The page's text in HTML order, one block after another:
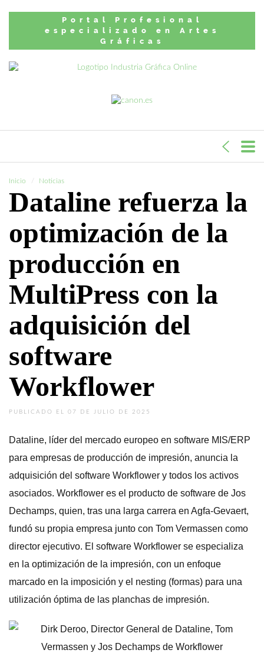
Portal Profesional
especializado en Artes
Gráficas
Inicio Noticias
Dataline refuerza la
optimización de la
producción en
MultiPress con la
adquisición del
software
Workflower
PUBLICADO EL 07 DE JULIO DE 2025
Dataline, líder del mercado europeo en software MIS/ERP
para empresas de producción de impresión, anuncia la
adquisición del software Workflower y todos los activos
asociados. Workflower es el producto de software de Jos
Dechamps, quien, tras una larga carrera en Agfa-Gevaert,
fundó su propia empresa junto con Tom Vermassen como
director ejecutivo. El software Workflower se especializa
en la optimización de la impresión, con un enfoque
marcado en la imposición y el nesting (formas) para una
utilización óptima de las planchas de impresión.